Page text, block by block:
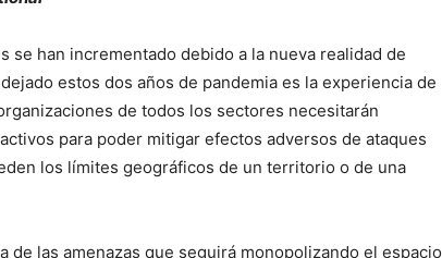
se han incrementado debido a la nueva realidad de
estos dos años de pandemia es la experiencia de
de todos los sectores necesitarán
para poder mitigar efectos adversos de ataques
los límites geográficos de un territorio o de una
de las amenazas que seguirá monopolizando el espacio